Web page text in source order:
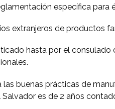
específica para
extranjeros de productos
hasta por el
las buenas prácticas de
es de 2 años